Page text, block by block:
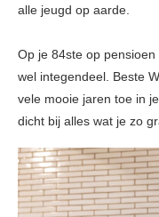
alle jeugd op aarde.
Op je 84ste op
wel integendeel. Beste
vele mooie jaren toe in
dicht bij alles wat je zo